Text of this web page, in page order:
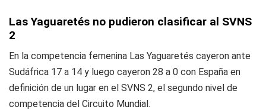
Las Yaguaretés no pudieron clasificar al SVNS
2
En la competencia femenina Las Yaguaretés cayeron ante
Sudáfrica 17 a 14 y luego cayeron 28 a 0 con España en
definición de un lugar en el SVNS 2, el segundo nivel de
competencia del Circuito Mundial.